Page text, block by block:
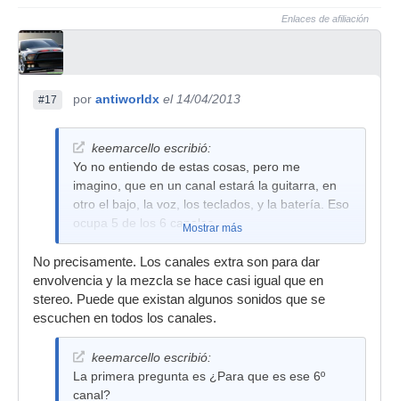
Enlaces de afiliación
#17 por antiworldx el 14/04/2013
keemarcello escribió:
Yo no entiendo de estas cosas, pero me
imagino, que en un canal estará la guitarra, en
otro el bajo, la voz, los teclados, y la batería. Eso
ocupa 5 de los 6 canales.
Mostrar más
No precisamente. Los canales extra son para dar
envolvencia y la mezcla se hace casi igual que en
stereo. Puede que existan algunos sonidos que se
escuchen en todos los canales.
keemarcello escribió:
La primera pregunta es ¿Para que es ese 6º
canal?